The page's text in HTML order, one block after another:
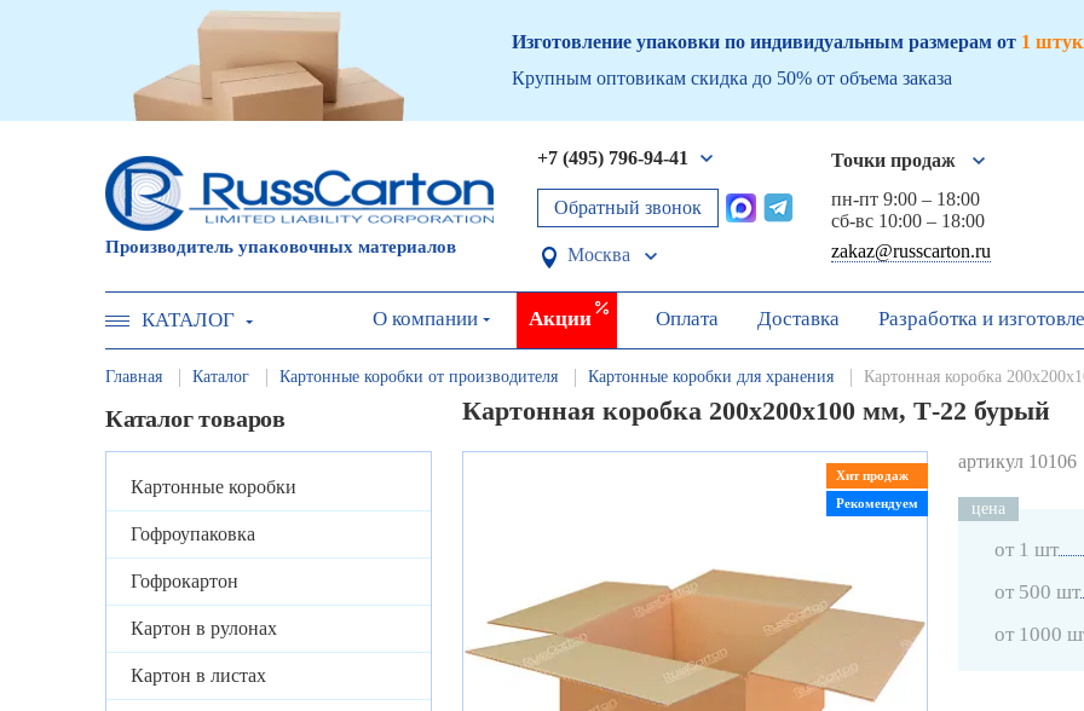
Изготовление упаковки по индивидуальным размерам от 1
Крупным оптовикам скидка до 50% от объема заказа
Производитель упаковочных материалов
+7 (495) 796-94-41
Обратный звонок
Москва
Точки продаж
пн-пт 9:00 – 18:00
сб-вс 10:00 – 18:00
zakaz@russcarton.ru
КАТАЛОГ О компании Акции Оплата Доставка Разработка и
Главная Каталог Картонные коробки от производителя Картонные коробки для хранения Картонная коробка
Каталог товаров
Картонные коробки
Гофроупаковка
Гофрокартон
Картон в рулонах
Картон в листах
Картонная коробка 200х200х100 мм, Т-22 бурый
Хит продаж
Рекомендуем
артикул 10106
цена
от 1 шт
от 500 шт
от 1000